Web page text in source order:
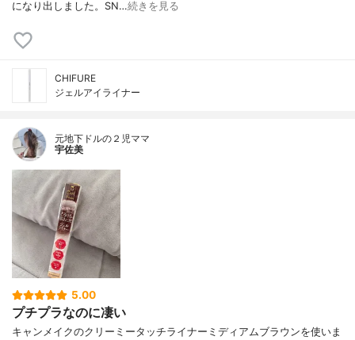
になり出しました。SN…続きを見る
CHIFURE
ジェルアイライナー
元地下ドルの２児ママ
宇佐美
5.00
プチプラなのに凄い
キャンメイクのクリーミータッチライナーミディアムブラウンを使いま